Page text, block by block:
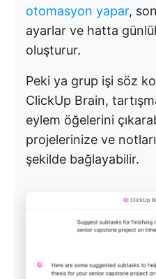
otomasyon yapar,
ayarlar ve hatta
oluşturur.
Peki ya grup işi söz
ClickUp Brain,
eylem öğelerini
projelerinize ve
şekilde bağlayabilir.